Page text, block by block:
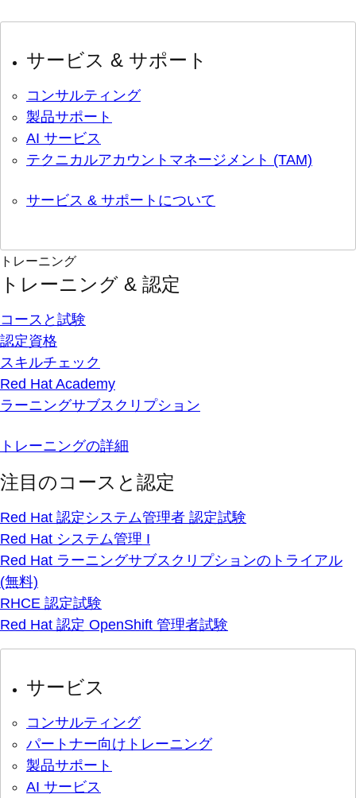
サービス & サポート
コンサルティング
製品サポート
AI サービス
テクニカルアカウントマネージメント (TAM)
サービス & サポートについて
トレーニング
トレーニング & 認定
コースと試験
認定資格
スキルチェック
Red Hat Academy
ラーニングサブスクリプション
トレーニングの詳細
注目のコースと認定
Red Hat 認定システム管理者 認定試験
Red Hat システム管理 I
Red Hat ラーニングサブスクリプションのトライアル
(無料)
RHCE 認定試験
Red Hat 認定 OpenShift 管理者試験
サービス
コンサルティング
パートナー向けトレーニング
製品サポート
AI サービス